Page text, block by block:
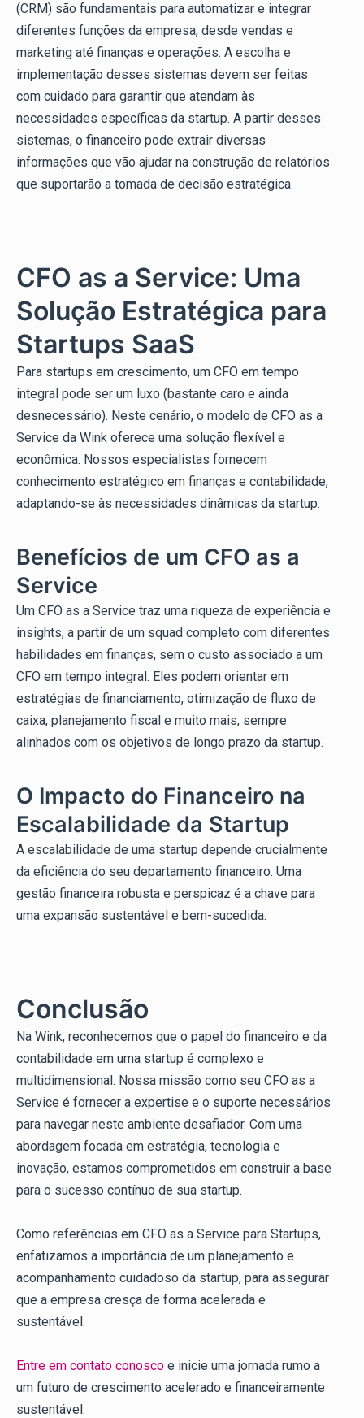
(CRM) são fundamentais para automatizar e integrar
diferentes funções da empresa, desde vendas e
marketing até finanças e operações. A escolha e
implementação desses sistemas devem ser feitas
com cuidado para garantir que atendam às
necessidades específicas da startup. A partir desses
sistemas, o financeiro pode extrair diversas
informações que vão ajudar na construção de relatórios
que suportarão a tomada de decisão estratégica.
CFO as a Service: Uma
Solução Estratégica para
Startups SaaS
Para startups em crescimento, um CFO em tempo
integral pode ser um luxo (bastante caro e ainda
desnecessário). Neste cenário, o modelo de CFO as a
Service da Wink oferece uma solução flexível e
econômica. Nossos especialistas fornecem
conhecimento estratégico em finanças e contabilidade,
adaptando-se às necessidades dinâmicas da startup.
Benefícios de um CFO as a
Service
Um CFO as a Service traz uma riqueza de experiência e
insights, a partir de um squad completo com diferentes
habilidades em finanças, sem o custo associado a um
CFO em tempo integral. Eles podem orientar em
estratégias de financiamento, otimização de fluxo de
caixa, planejamento fiscal e muito mais, sempre
alinhados com os objetivos de longo prazo da startup.
O Impacto do Financeiro na
Escalabilidade da Startup
A escalabilidade de uma startup depende crucialmente
da eficiência do seu departamento financeiro. Uma
gestão financeira robusta e perspicaz é a chave para
uma expansão sustentável e bem-sucedida.
Conclusão
Na Wink, reconhecemos que o papel do financeiro e da
contabilidade em uma startup é complexo e
multidimensional. Nossa missão como seu CFO as a
Service é fornecer a expertise e o suporte necessários
para navegar neste ambiente desafiador. Com uma
abordagem focada em estratégia, tecnologia e
inovação, estamos comprometidos em construir a base
para o sucesso contínuo de sua startup.
Como referências em CFO as a Service para Startups,
enfatizamos a importância de um planejamento e
acompanhamento cuidadoso da startup, para assegurar
que a empresa cresça de forma acelerada e
sustentável.
Entre em contato conosco e inicie uma jornada rumo a
um futuro de crescimento acelerado e financeiramente
sustentável.